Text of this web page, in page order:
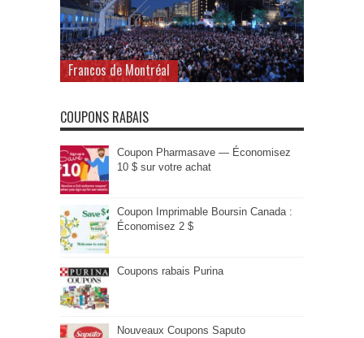
Francos de Montréal
COUPONS RABAIS
Coupon Pharmasave — Économisez
10 $ sur votre achat
Coupon Imprimable Boursin Canada :
Économisez 2 $
Coupons rabais Purina
Nouveaux Coupons Saputo